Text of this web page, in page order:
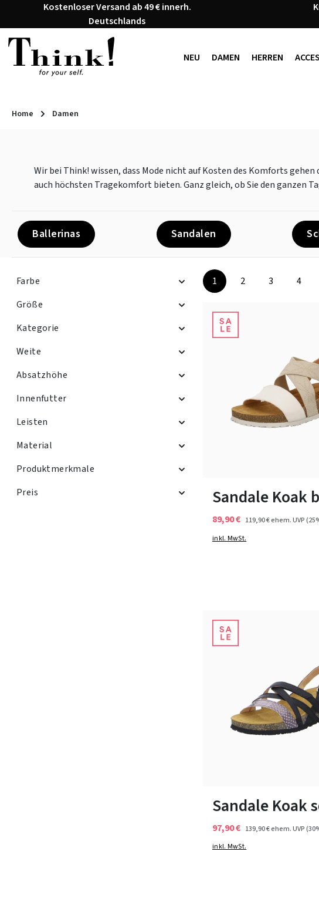
Hauptinhalt springen
Zur Suche springen
Zur Hauptnavigation springen
Kostenloser Versand ab 49 € innerh.
Deutschlands
NEU DAMEN HERREN
Home Damen
Wir bei Think! wissen, dass Mode nicht auf Kosten des Komforts
auch höchsten Tragekomfort bieten. Ganz gleich, ob Sie den ganzen
Ballerinas Sandalen
Farbe
Größe
Kategorie
Weite
Absatzhöhe
Innenfutter
Leisten
Material
Produktmerkmale
Preis
Seite
1 Seite
2 Seite
3 Seite
4
Sandale Koak
89,90 € 119,90 €ehem. UVP
inkl. MwSt.
Sandale Koak
97,90 € 139,90 €ehem. UVP
inkl. MwSt.